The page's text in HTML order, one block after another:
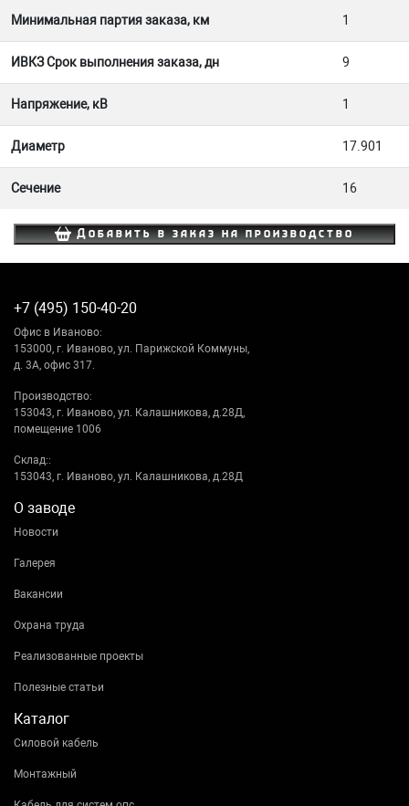
Минимальная партия заказа, км 1
ИВКЗ Срок выполнения заказа, дн 9
Напряжение, кВ 1
Диаметр 17.901
Сечение 16
Добавить в заказ на производство
+7 (495) 150-40-20
Офис в Иваново:
153000, г. Иваново, ул. Парижской Коммуны,
д. 3А, офис 317.
Производство:
153043, г. Иваново, ул. Калашникова, д.28Д,
помещение 1006
Склад::
153043, г. Иваново, ул. Калашникова, д.28Д
О заводе
Новости
Галерея
Вакансии
Охрана труда
Реализованные проекты
Полезные статьи
Каталог
Силовой кабель
Монтажный